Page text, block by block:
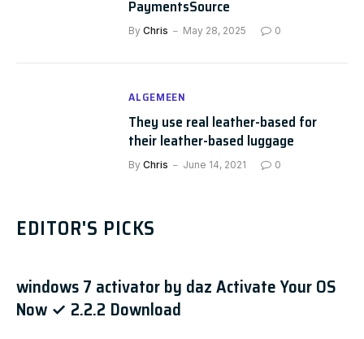
PaymentsSource
By Chris May 28, 2025 0
ALGEMEEN
They use real leather-based for
their leather-based luggage
By Chris June 14, 2021 0
EDITOR'S PICKS
windows 7 activator by daz Activate Your OS
Now ✓ 2.2.2 Download